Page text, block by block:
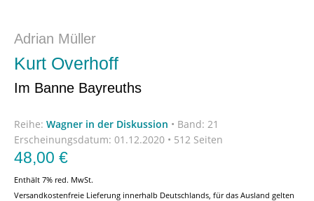
Adrian Müller
Kurt Overhoff
Im Banne Bayreuths
Reihe: Wagner in der Diskussion • Band: 21
Erscheinungsdatum: 01.12.2020 • 512 Seiten
48,00 €
Enthält 7% red. MwSt.
Versandkostenfreie Lieferung innerhalb Deutschlands, für das Ausland gelten